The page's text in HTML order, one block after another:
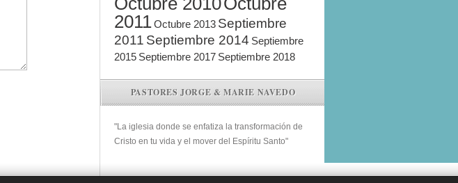
2011Octubre 2013 Septiembre
2011 Septiembre 2014 Septiembre
2015 Septiembre 2017 Septiembre 2018
PASTORES JORGE & MARIE NAVEDO
"La iglesia donde se enfatiza la transformación de
Cristo en tu vida y el mover del Espíritu Santo"